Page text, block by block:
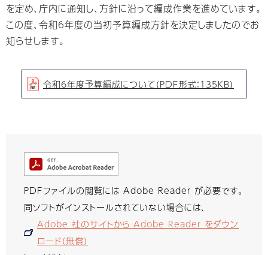
を定め、庁内に通知し、方針に沿って編成作業を進めています。
この度、令和6年度の当初予算編成方針を決定しましたのでお
知らせします。
令和6年度予算編成について（PDF形式：135KB）
PDFファイルの閲覧には Adobe Reader が必要です。
同ソフトがインストールされていない場合には、
Adobe 社のサイトから Adobe Reader をダウン
ロード（無償）